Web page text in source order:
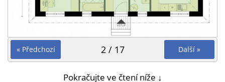
« Předchozí Další »
2 / 17
Pokračujte ve čtení níže ↓